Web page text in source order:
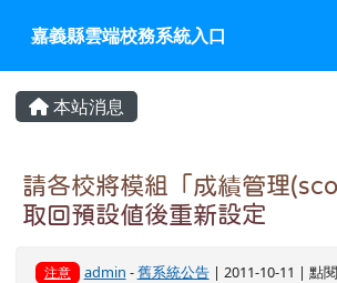
嘉義縣雲端校務系統入口
嘉義縣雲端校務系統入口
主內容區域
本站消息
請各校將模組「成績管理
取回預設值後重新設定
注意 admin -舊系統公告| 2011-10-11 | 點
頁尾區域